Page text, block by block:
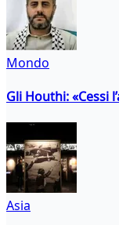
Mondo
Gli Houthi: «Cessi
Asia